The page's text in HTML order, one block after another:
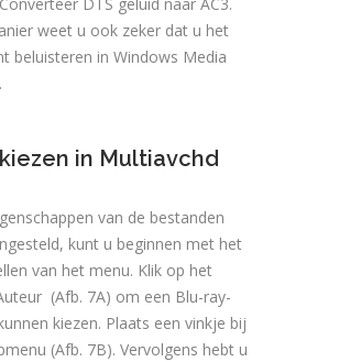
weet u ook zeker dat u het
beluisteren in Windows Media
in Multiavchd
van de bestanden
kunt u beginnen met het
van het menu. Klik op het
(Afb. 7A) om een Blu-ray-
kiezen. Plaats een vinkje bij
(Afb. 7B). Vervolgens hebt u